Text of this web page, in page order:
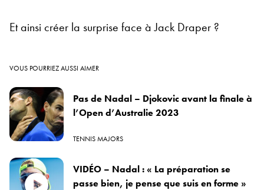
Et ainsi créer la surprise face à Jack Draper ?
VOUS POURRIEZ AUSSI AIMER
Pas de Nadal – Djokovic avant la finale à
l’Open d’Australie 2023
TENNIS MAJORS
VIDÉO – Nadal : « La préparation se
passe bien, je pense que suis en forme »